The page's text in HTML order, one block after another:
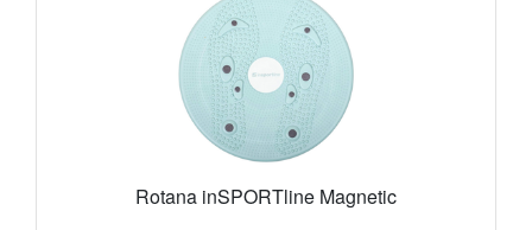
Rotana inSPORTline Magnetic